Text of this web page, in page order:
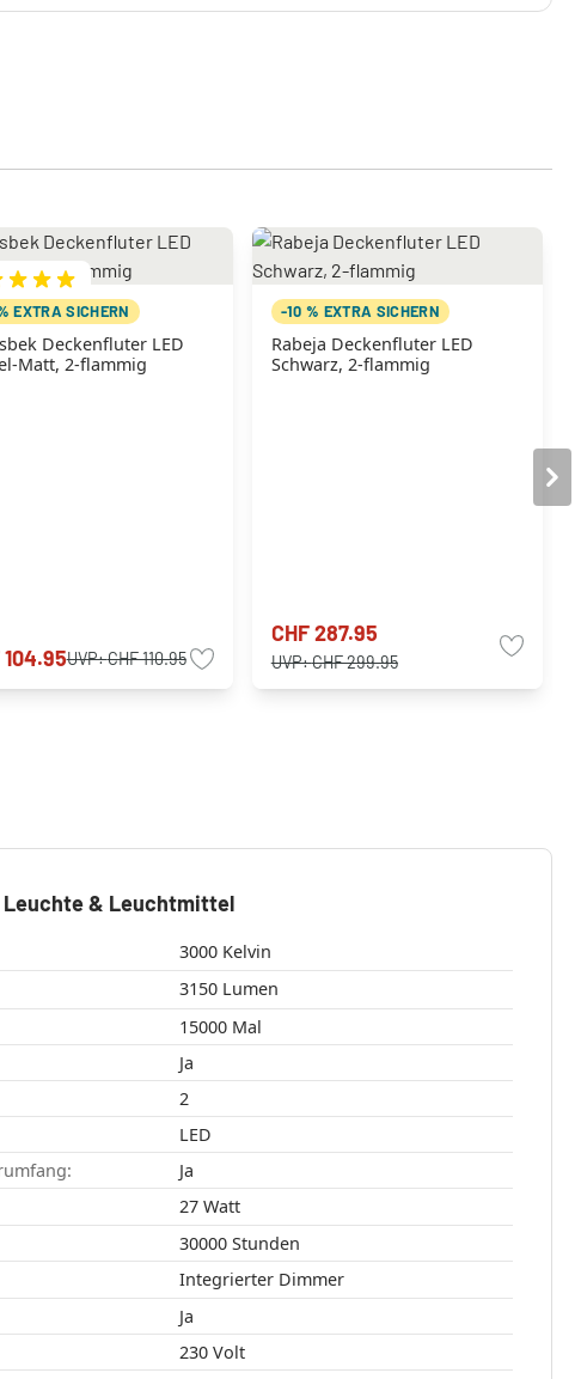
EXTRA SICHERN
Deckenfluter LED
Matt, 2-flammig
104.95UVP:CHF 110.95
-10 % EXTRA SICHERN
Rabeja Deckenfluter LED
Schwarz, 2-flammig
CHF 287.95
UVP:CHF 299.95
Leuchte & Leuchtmittel
3000 Kelvin
3150 Lumen
15000 Mal
Ja
2
LED
Ja
27 Watt
30000 Stunden
Integrierter Dimmer
Ja
230 Volt